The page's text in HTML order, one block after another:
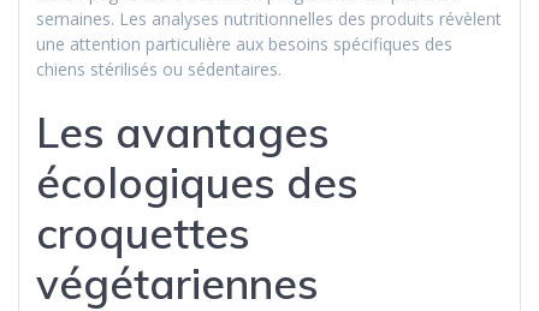
semaines. Les analyses nutritionnelles des produits révèlent
une attention particulière aux besoins spécifiques des
chiens stérilisés ou sédentaires.
Les avantages
écologiques des
croquettes
végétariennes